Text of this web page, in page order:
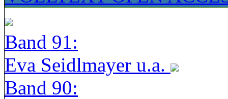
Band 91:
Eva Seidlmayer u.a.
Band 90: